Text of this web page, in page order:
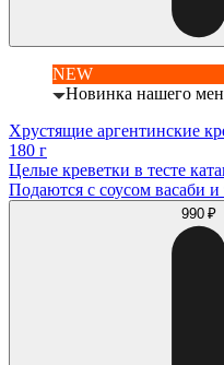
NEW
Новинка нашего
Хрустящие аргентинские
180 г
Целые креветки в тесте
Подаются с соусом васаби
990 ₽